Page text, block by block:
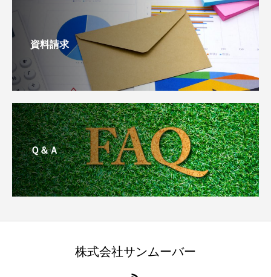
資料請求
Ｑ＆Ａ
株式会社サンムーバー